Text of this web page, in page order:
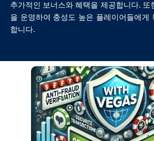
추가적인 보너스와 혜택을 제공합니다. 또
을 운영하여 충성도 높은 플레이어들에게
합니다.